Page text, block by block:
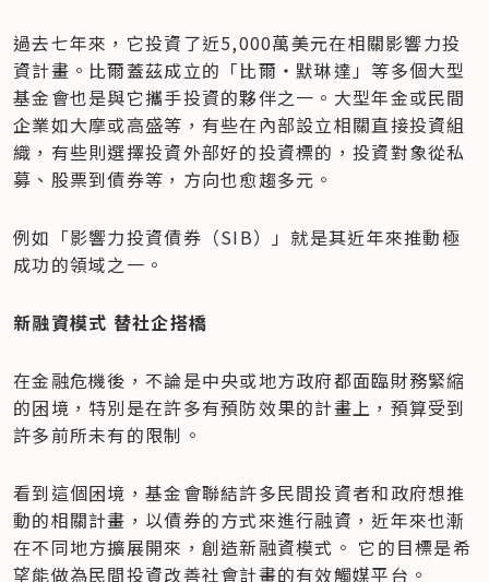
過去七年來，它投資了近5,000萬美元在相關影響力投
資計畫。比爾蓋茲成立的「比爾‧默琳達」等多個大型
基金會也是與它攜手投資的夥伴之一。大型年金或民間
企業如大摩或高盛等，有些在內部設立相關直接投資組
織，有些則選擇投資外部好的投資標的，投資對象從私
募、股票到債券等，方向也愈趨多元。
例如「影響力投資債券（SIB）」就是其近年來推動極
成功的領域之一。
新融資模式 替社企搭橋
在金融危機後，不論是中央或地方政府都面臨財務緊縮
的困境，特別是在許多有預防效果的計畫上，預算受到
許多前所未有的限制。
看到這個困境，基金會聯結許多民間投資者和政府想推
動的相關計畫，以債券的方式來進行融資，近年來也漸
在不同地方擴展開來，創造新融資模式。 它的目標是希
望能做為民間投資改善社會計畫的有效觸媒平台。